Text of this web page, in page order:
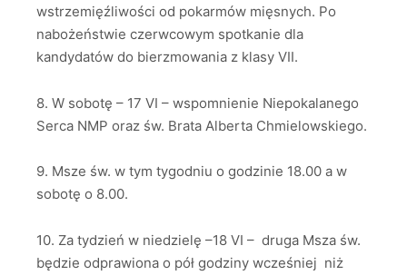
wstrzemięźliwości od pokarmów mięsnych. Po
nabożeństwie czerwcowym spotkanie dla
kandydatów do bierzmowania z klasy VII.
8. W sobotę – 17 VI – wspomnienie Niepokalanego
Serca NMP oraz św. Brata Alberta Chmielowskiego.
9. Msze św. w tym tygodniu o godzinie 18.00 a w
sobotę o 8.00.
10. Za tydzień w niedzielę –18 VI – druga Msza św.
będzie odprawiona o pół godziny wcześniej niż